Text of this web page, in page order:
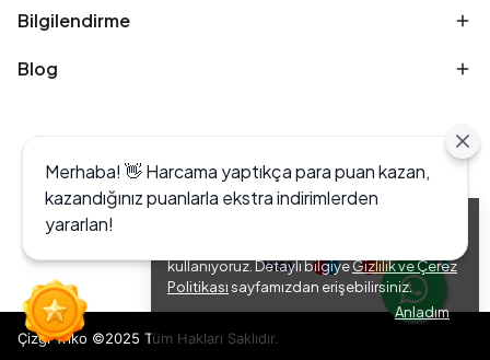
kullanıyoruz. Detaylı bilgiyeGizlilik ve Çerez
Politikasısayfamızdan erişebilirsiniz.
Anladım
Bilgilendirme
Blog
Çizgi Triko ©2025 Tüm Hakları Saklıdır.
Merhaba! 👋 Harcama yaptıkça para puan kazan,
kazandığınız puanlarla ekstra indirimlerden
yararlan!